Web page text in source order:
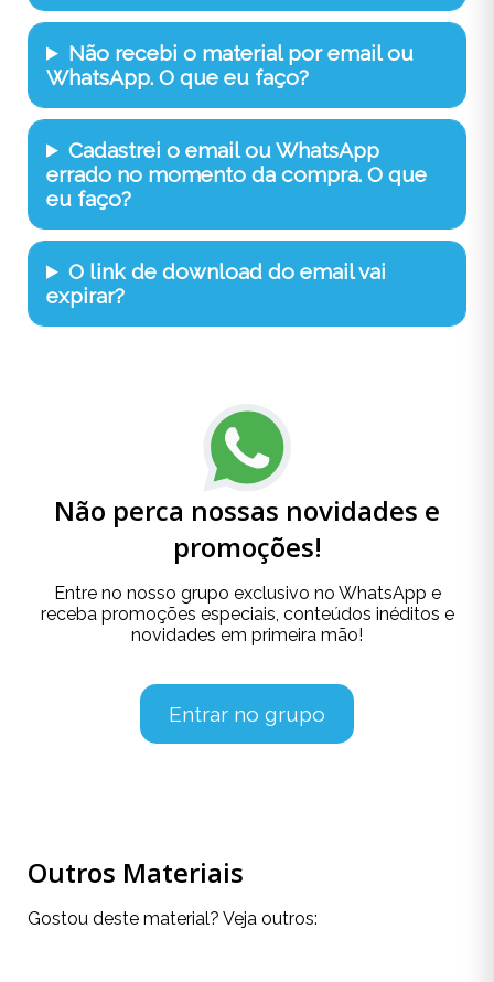
Não recebi o material por email ou
WhatsApp. O que eu faço?
Cadastrei o email ou WhatsApp
errado no momento da compra. O que
eu faço?
O link de download do email vai
expirar?
Não perca nossas novidades e
promoções!
Entre no nosso grupo exclusivo no WhatsApp e
receba promoções especiais, conteúdos inéditos e
novidades em primeira mão!
Entrar no grupo
Outros Materiais
Gostou deste material? Veja outros: